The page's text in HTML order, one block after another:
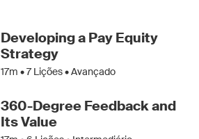
Developing a Pay Equity
Strategy
17m •7Lições • Avançado
360-Degree Feedback and
Its Value